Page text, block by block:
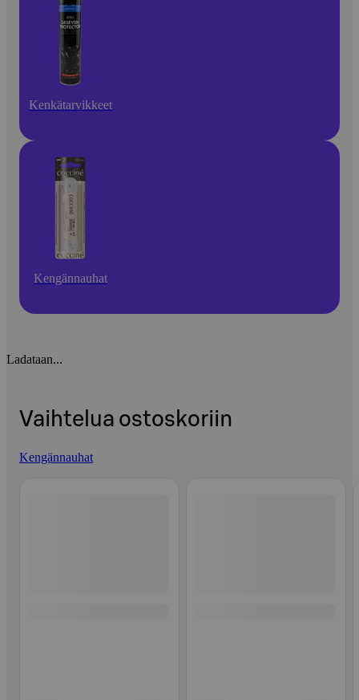
Kenkätarvikkeet
Kengännauhat
Ladataan...
Vaihtelua ostoskoriin
Kengännauhat